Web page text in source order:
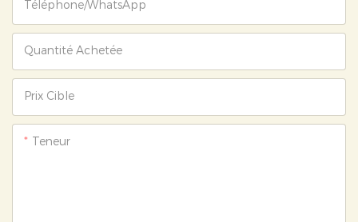
Téléphone/WhatsApp
Quantité Achetée
Prix ​​cible
Teneur